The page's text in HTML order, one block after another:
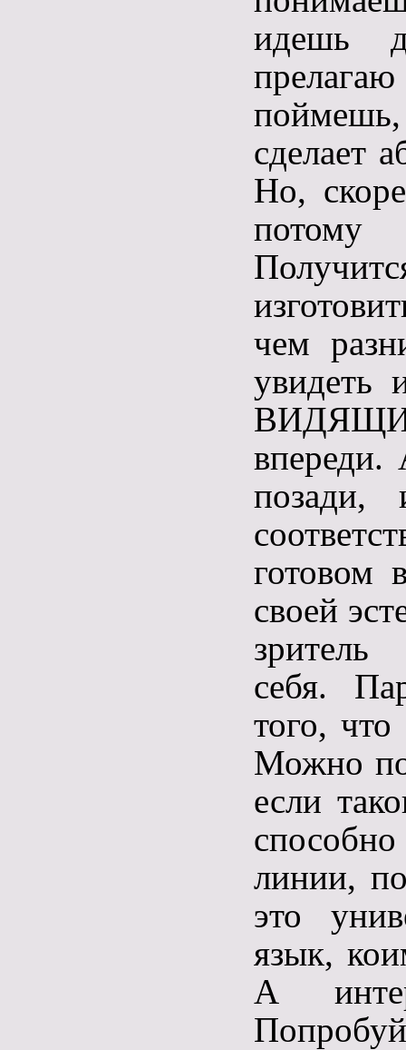
идешь
сделает
Но,
потому
чем
увидеть
ВИДЯЩИЙ
впереди.
позади,
готовом
своей
зритель
себя.
того,
Можно
если
линии,
это
язык,
А